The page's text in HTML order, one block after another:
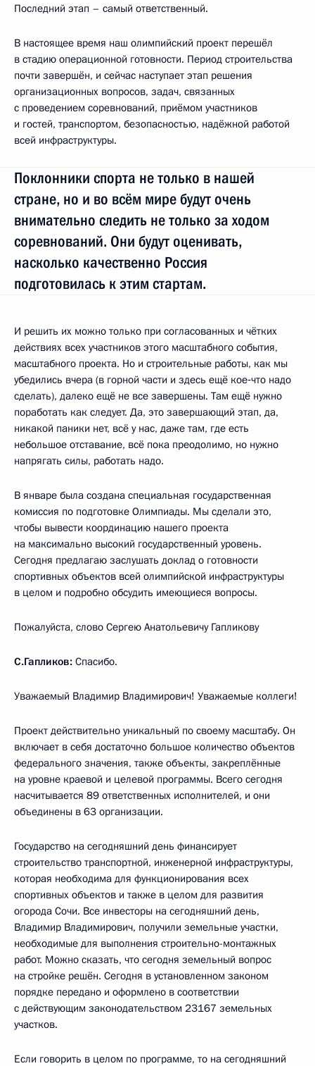
Последний этап – самый ответственный.
В настоящее время наш олимпийский проект перешёл
в стадию операционной готовности. Период строительства
почти завершён, и сейчас наступает этап решения
организационных вопросов, задач, связанных
с проведением соревнований, приёмом участников
и гостей, транспортом, безопасностью, надёжной работой
всей инфраструктуры.
Поклонники спорта не только в нашей
стране, но и во всём мире будут очень
внимательно следить не только за ходом
соревнований. Они будут оценивать,
насколько качественно Россия
подготовилась к этим стартам.
И решить их можно только при согласованных и чётких
действиях всех участников этого масштабного события,
масштабного проекта. Но и строительные работы, как мы
убедились вчера (в горной части и здесь ещё кое‑что надо
сделать), далеко ещё не все завершены. Там ещё нужно
поработать как следует. Да, это завершающий этап, да,
никакой паники нет, всё у нас, даже там, где есть
небольшое отставание, всё пока преодолимо, но нужно
напрягать силы, работать надо.
В январе была создана специальная государственная
комиссия по подготовке Олимпиады. Мы сделали это,
чтобы вывести координацию нашего проекта
на максимально высокий государственный уровень.
Сегодня предлагаю заслушать доклад о готовности
спортивных объектов всей олимпийской инфраструктуры
в целом и подробно обсудить имеющиеся вопросы.
Пожалуйста, слово Сергею Анатольевичу Гапликову
С.Гапликов: Спасибо.
Уважаемый Владимир Владимирович! Уважаемые коллеги!
Проект действительно уникальный по своему масштабу. Он
включает в себя достаточно большое количество объектов
федерального значения, также объекты, закреплённые
на уровне краевой и целевой программы. Всего сегодня
насчитывается 89 ответственных исполнителей, и они
объединены в 63 организации.
Государство на сегодняшний день финансирует
строительство транспортной, инженерной инфраструктуры,
которая необходима для функционирования всех
спортивных объектов и также в целом для развития
огорода Сочи. Все инвесторы на сегодняшний день,
Владимир Владимирович, получили земельные участки,
необходимые для выполнения строительно-монтажных
работ. Можно сказать, что сегодня земельный вопрос
на стройке решён. Сегодня в установленном законом
порядке передано и оформлено в соответствии
с действующим законодательством 23167 земельных
участков.
Если говорить в целом по программе, то на сегодняшний